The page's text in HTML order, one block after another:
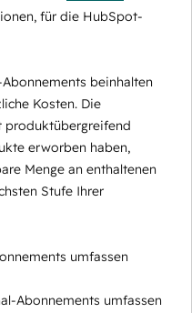
für die HubSpot-
beinhalten
Kosten. Die
produktübergreifend
erworben haben,
Menge an enthaltenen
Stufe Ihrer
umfassen
Abonnements umfassen